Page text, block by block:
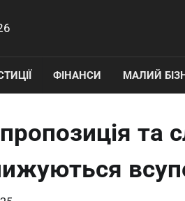
ФІНАНСИ МАЛИЙ
та